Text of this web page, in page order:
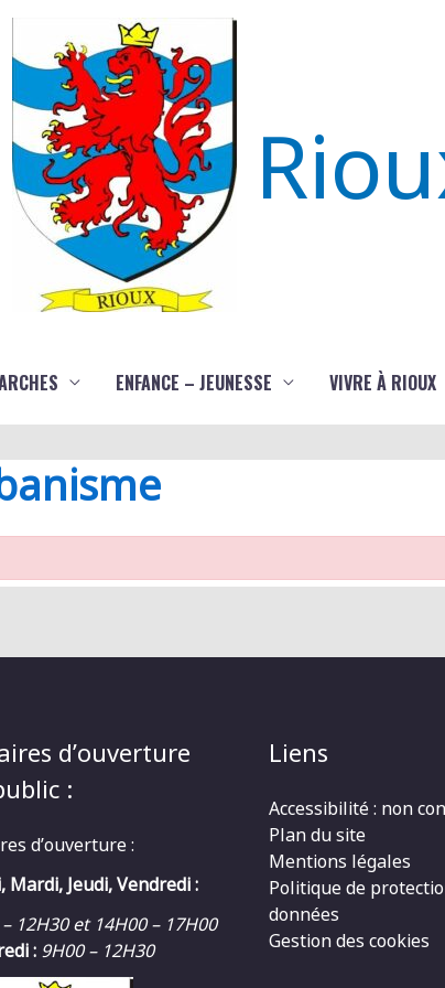
ENFANCE – JEUNESSE VIVRE À RIOUX
d’ouverture
:
d’ouverture :
Mardi, Jeudi, Vendredi :
12H30 et 14H00 – 17H00
: 9H00 – 12H30
Liens
Accessibilité : non
Plan du site
Mentions légales
Politique de
données
Gestion des cookies